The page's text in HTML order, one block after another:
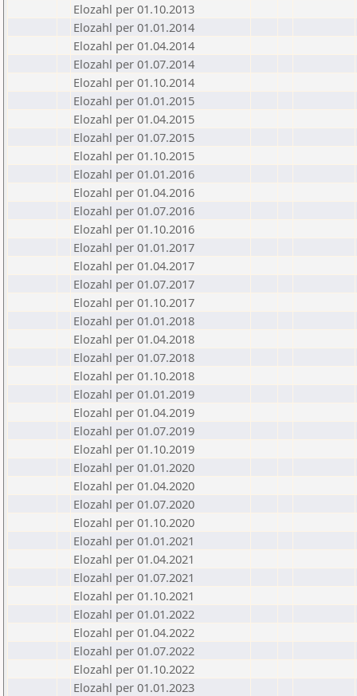
Elozahl per 01.10.2013
Elozahl per 01.01.2014
Elozahl per 01.04.2014
Elozahl per 01.07.2014
Elozahl per 01.10.2014
Elozahl per 01.01.2015
Elozahl per 01.04.2015
Elozahl per 01.07.2015
Elozahl per 01.10.2015
Elozahl per 01.01.2016
Elozahl per 01.04.2016
Elozahl per 01.07.2016
Elozahl per 01.10.2016
Elozahl per 01.01.2017
Elozahl per 01.04.2017
Elozahl per 01.07.2017
Elozahl per 01.10.2017
Elozahl per 01.01.2018
Elozahl per 01.04.2018
Elozahl per 01.07.2018
Elozahl per 01.10.2018
Elozahl per 01.01.2019
Elozahl per 01.04.2019
Elozahl per 01.07.2019
Elozahl per 01.10.2019
Elozahl per 01.01.2020
Elozahl per 01.04.2020
Elozahl per 01.07.2020
Elozahl per 01.10.2020
Elozahl per 01.01.2021
Elozahl per 01.04.2021
Elozahl per 01.07.2021
Elozahl per 01.10.2021
Elozahl per 01.01.2022
Elozahl per 01.04.2022
Elozahl per 01.07.2022
Elozahl per 01.10.2022
Elozahl per 01.01.2023